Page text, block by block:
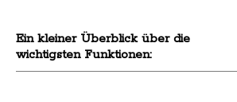
Ein kleiner Überblick über die
wichtigsten Funktionen: